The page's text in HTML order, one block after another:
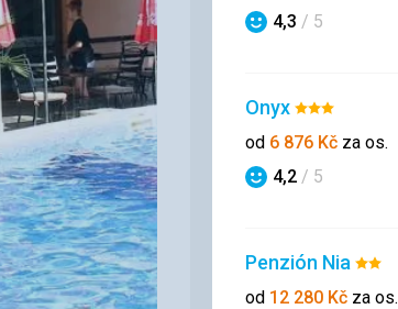
Hodnocení
4,3 / 5
OnyxHodnocení:
3/5
od 6 876 Kč za os.
Hodnocení
4,2 / 5
Penzión Nia
2/5
od 12 280 Kč za os.